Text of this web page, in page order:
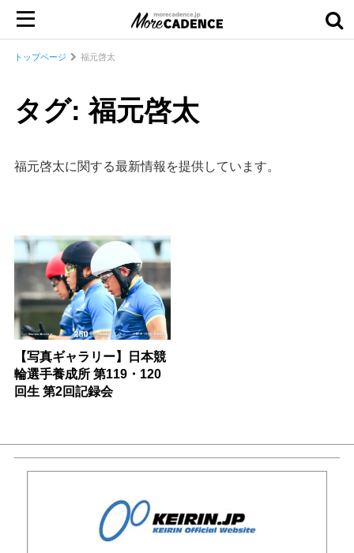
トップページ 福元啓太
タグ: 福元啓太
福元啓太に関する最新情報を提供しています。
【写真ギャラリー】日本競
輪選手養成所 第119・120
回生 第2回記録会